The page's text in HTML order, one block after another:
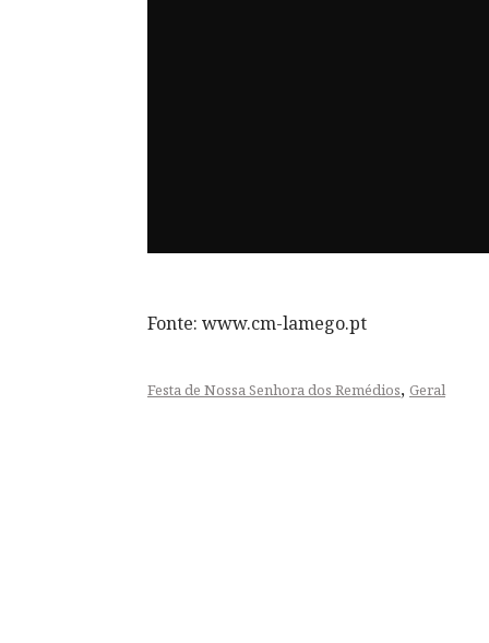
Fonte: www.cm-lamego.pt
Festa de Nossa Senhora dos Remédios, Geral